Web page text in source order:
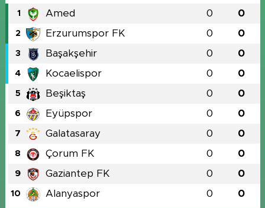
1 Amed 0 0
2 Erzurumspor FK 0 0
3 Başakşehir 0 0
4 Kocaelispor 0 0
5 Beşiktaş 0 0
6 Eyüpspor 0 0
7 Galatasaray 0 0
8 Çorum FK 0 0
9 Gaziantep FK 0 0
10 Alanyaspor 0 0